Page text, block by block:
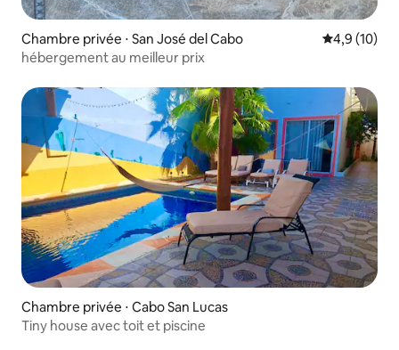
Chambre privée ⋅ San José del Cabo Évaluation
4,9 (10)
hébergement au meilleur prix
Chambre privée ⋅ Cabo San Lucas
Tiny house avec toit et piscine